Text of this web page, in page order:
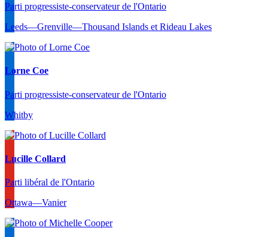
Parti progressiste-conservateur de l'Ontario
Leeds—Grenville—Thousand Islands et Rideau Lakes
Lorne Coe
Parti progressiste-conservateur de l'Ontario
Whitby
Lucille Collard
Parti libéral de l'Ontario
Ottawa—Vanier